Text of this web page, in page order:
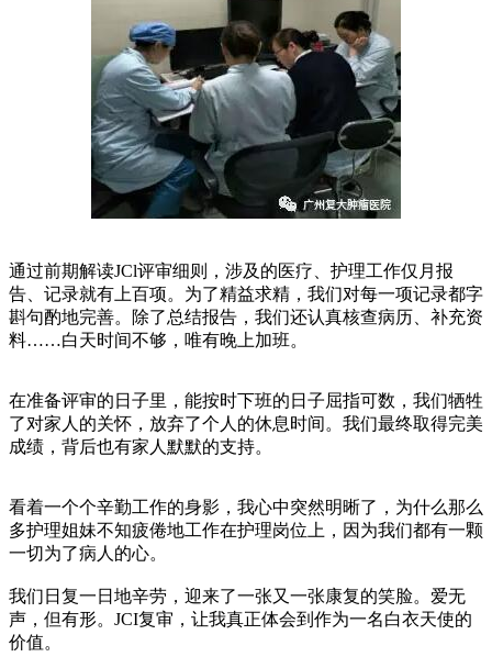
通过前期解读JCl评审细则，涉及的医疗、护理工作仅月报
告、记录就有上百项。为了精益求精，我们对每一项记录都字
斟句酌地完善。除了总结报告，我们还认真核查病历、补充资
料……白天时间不够，唯有晚上加班。
在准备评审的日子里，能按时下班的日子屈指可数，我们牺牲
了对家人的关怀，放弃了个人的休息时间。我们最终取得完美
成绩，背后也有家人默默的支持。
看着一个个辛勤工作的身影，我心中突然明晰了，为什么那么
多护理姐妹不知疲倦地工作在护理岗位上，因为我们都有一颗
一切为了病人的心。
我们日复一日地辛劳，迎来了一张又一张康复的笑脸。爱无
声，但有形。JCI复审，让我真正体会到作为一名白衣天使的
价值。